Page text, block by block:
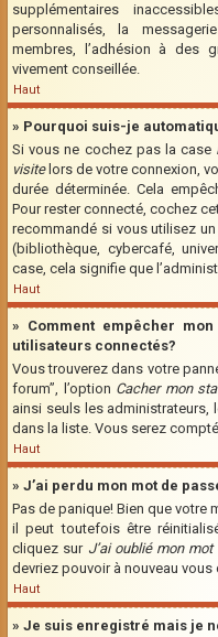
supplémentaires
personnalisés, la
membres, l’adhésion à des
vivement conseillée.
Haut
» Pourquoi suis-je
Si vous ne cochez pas la case
visitelors de votre connexion,
durée déterminée. Cela
Pour rester connecté, cochez
recommandé si vous utilisez
(bibliothèque, cybercafé,
case, cela signifie que
Haut
» Comment empêcher
utilisateurs connectés?
Vous trouverez dans votre
forum”, l’option Cacher mon
ainsi seuls les administrateurs,
dans la liste. Vous serez
Haut
» J’ai perdu mon mot de
Pas de panique! Bien que votre
il peut toutefois être
cliquez sur J’ai oublié mon
devriez pouvoir à nouveau vous
Haut
» Je suis enregistré mais je